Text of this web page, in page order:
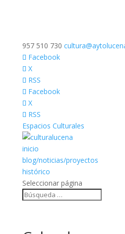
957 510 730
Facebook
X
RSS
Facebook
X
RSS
Espacios Culturales
inicio
blog/noticias/proyectos
histórico
Seleccionar página